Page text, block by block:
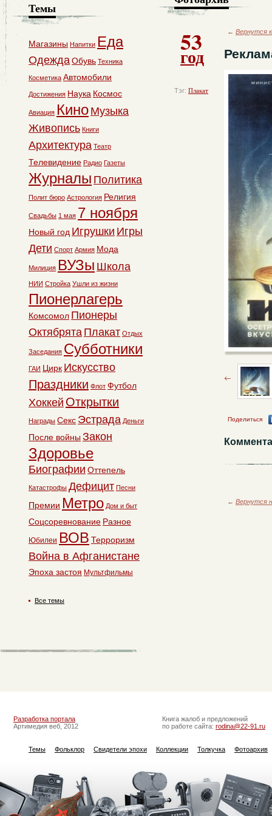
53
год
Тэг: Плакат
← Вернутся
Поделиться
← Вернутся
Темы
Магазины Напитки Еда
ОдеждаОбувь Техника
Косметика Автомобили
Достижения Наука Космос
Авиация Кино Музыка
Живопись Книги
Архитектура Театр
Телевидение Радио Газеты
Журналы Политика
Полит бюро Астрология Религия
Свадьбы 1 мая 7 ноября
Новый год Игрушки Игры
Дети Спорт Армия Мода
Милиция ВУЗы Школа
НИИ Стройка Ушли из жизни
Пионерлагерь
Комсомол Пионеры
Октябрята Плакат Отдых
Заседания Субботники
ГАИ Цирк Искусство
Праздники Флот Футбол
Хоккей Открытки
Награды Секс Эстрада Деньги
После войны Закон
Здоровье
Биографии Оттепель
Катастрофы Дефицит Песни
Премии Метро Дом и быт
Соцсоревнование Разное
Юбилеи ВОВ Терроризм
Война в Афганистане
Эпоха застоя Мультфильмы
Все темы
Разработка портала
Артимедия веб, 2012
Книга жалоб и предложений
по работе сайта: rodina@22-91.ru
Темы Фольклор Свидетели эпохи Коллекции Толкучка Фотоархив